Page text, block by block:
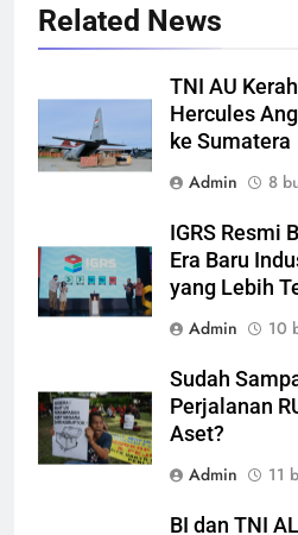
Related News
TNI AU
Hercules
ke Sumatera
Admin
8
IGRS Resmi
Era Baru
yang Lebih
Admin
10
Sudah
Perjalanan
Aset?
Admin
11
BI dan TNI